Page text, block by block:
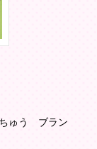
ゅう ブラン